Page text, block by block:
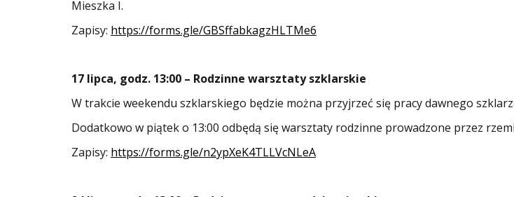
Mieszka I.
Zapisy: https://forms.gle/GBSffabkagzHLTMe6
17 lipca, godz. 13:00 – Rodzinne warsztaty szklarskie
W trakcie weekendu szklarskiego będzie można przyjrzeć się pracy dawnego
Dodatkowo w piątek o 13:00 odbędą się warsztaty rodzinne prowadzone przez
Zapisy: https://forms.gle/n2ypXeK4TLLVcNLeA